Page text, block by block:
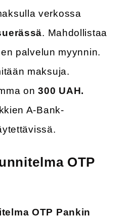
verkossa
. Mahdollistaa
palvelun myynnin.
maksuja.
on300 UAH.
A-Bank-
OTP
OTP Pankin